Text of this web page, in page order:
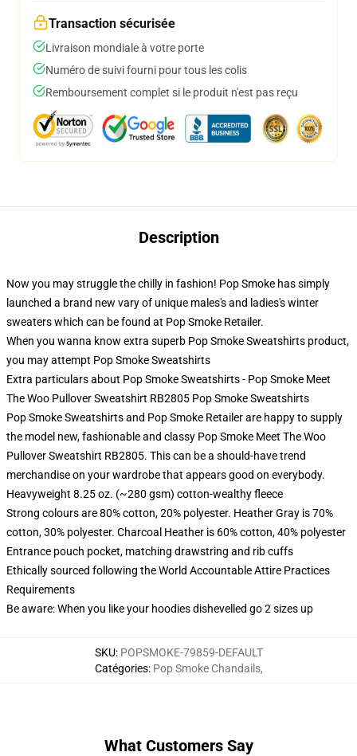
Transaction sécurisée
Livraison mondiale à votre porte
Numéro de suivi fourni pour tous les colis
Remboursement complet si le produit n'est pas reçu
Description
Now you may struggle the chilly in fashion! Pop Smoke has simply
launched a brand new vary of unique males's and ladies's winter
sweaters which can be found at Pop Smoke Retailer.
When you wanna know extra superb Pop Smoke Sweatshirts product,
you may attempt Pop Smoke Sweatshirts
Extra particulars about Pop Smoke Sweatshirts - Pop Smoke Meet
The Woo Pullover Sweatshirt RB2805 Pop Smoke Sweatshirts
Pop Smoke Sweatshirts and Pop Smoke Retailer are happy to supply
the model new, fashionable and classy Pop Smoke Meet The Woo
Pullover Sweatshirt RB2805. This can be a should-have trend
merchandise on your wardrobe that appears good on everybody.
Heavyweight 8.25 oz. (~280 gsm) cotton-wealthy fleece
Strong colours are 80% cotton, 20% polyester. Heather Gray is 70%
cotton, 30% polyester. Charcoal Heather is 60% cotton, 40% polyester
Entrance pouch pocket, matching drawstring and rib cuffs
Ethically sourced following the World Accountable Attire Practices
Requirements
Be aware: When you like your hoodies dishevelled go 2 sizes up
SKU: POPSMOKE-79859-DEFAULT
Catégories: Pop Smoke Chandails,
What Customers Say